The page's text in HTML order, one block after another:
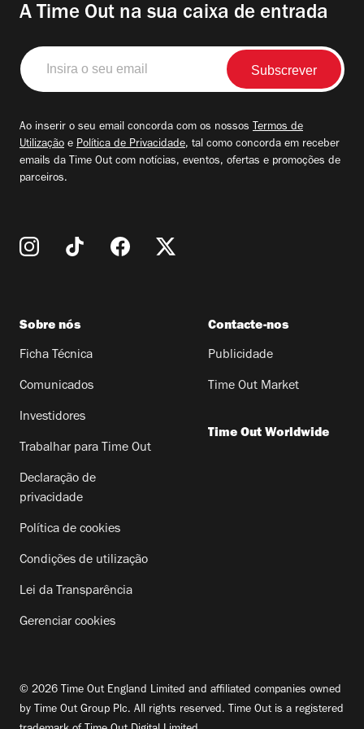
A Time Out na sua caixa de entrada
Insira
o
seu
Ao inserir o seu email concorda com os nossos Termos de
Utilização e Política de Privacidade, tal como concorda em receber
emails da Time Out com notícias, eventos, ofertas e promoções de
parceiros.
Sobre nós
Ficha Técnica
Comunicados
Investidores
Trabalhar para Time Out
Declaração de
privacidade
Política de cookies
Condições de utilização
Lei da Transparência
Gerenciar cookies
Contacte-nos
Publicidade
Time Out Market
Time Out Worldwide
© 2026 Time Out England Limited and affiliated companies owned
by Time Out Group Plc. All rights reserved. Time Out is a registered